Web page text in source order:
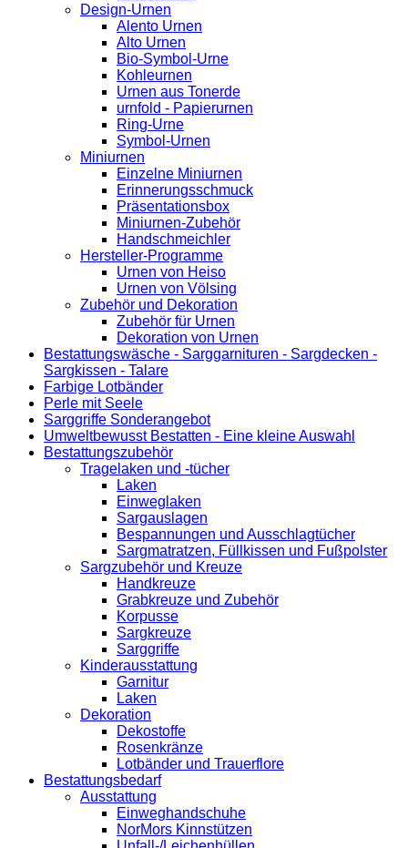
Design-Urnen
Alento Urnen
Alto Urnen
Bio-Symbol-Urne
Kohleurnen
Urnen aus Tonerde
urnfold - Papierurnen
Ring-Urne
Symbol-Urnen
Miniurnen
Einzelne Miniurnen
Erinnerungsschmuck
Präsentationsbox
Miniurnen-Zubehör
Handschmeichler
Hersteller-Programme
Urnen von Heiso
Urnen von Völsing
Zubehör und Dekoration
Zubehör für Urnen
Dekoration von Urnen
Bestattungswäsche - Sarggarnituren - Sargdecken -
Sargkissen - Talare
Farbige Lotbänder
Perle mit Seele
Sarggriffe Sonderangebot
Umweltbewusst Bestatten - Eine kleine Auswahl
Bestattungszubehör
Tragelaken und -tücher
Laken
Einweglaken
Sargauslagen
Bespannungen und Ausschlagtücher
Sargmatratzen, Füllkissen und Fußpolster
Sargzubehör und Kreuze
Handkreuze
Grabkreuze und Zubehör
Korpusse
Sargkreuze
Sarggriffe
Kinderausstattung
Garnitur
Laken
Dekoration
Dekostoffe
Rosenkränze
Lotbänder und Trauerflore
Bestattungsbedarf
Ausstattung
Einweghandschuhe
NorMors Kinnstützen